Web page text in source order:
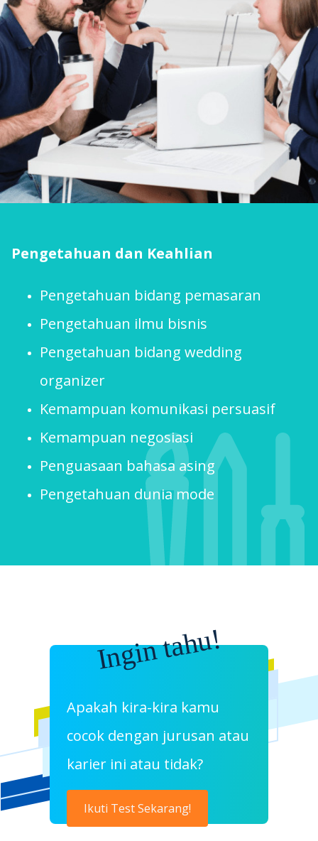
Pengetahuan dan Keahlian
Pengetahuan bidang pemasaran
Pengetahuan ilmu bisnis
Pengetahuan bidang wedding
organizer
Kemampuan komunikasi persuasif
Kemampuan negosiasi
Penguasaan bahasa asing
Pengetahuan dunia mode
Ingin tahu!
Apakah kira-kira kamu
cocok dengan jurusan atau
karier ini atau tidak?
Ikuti Test Sekarang!